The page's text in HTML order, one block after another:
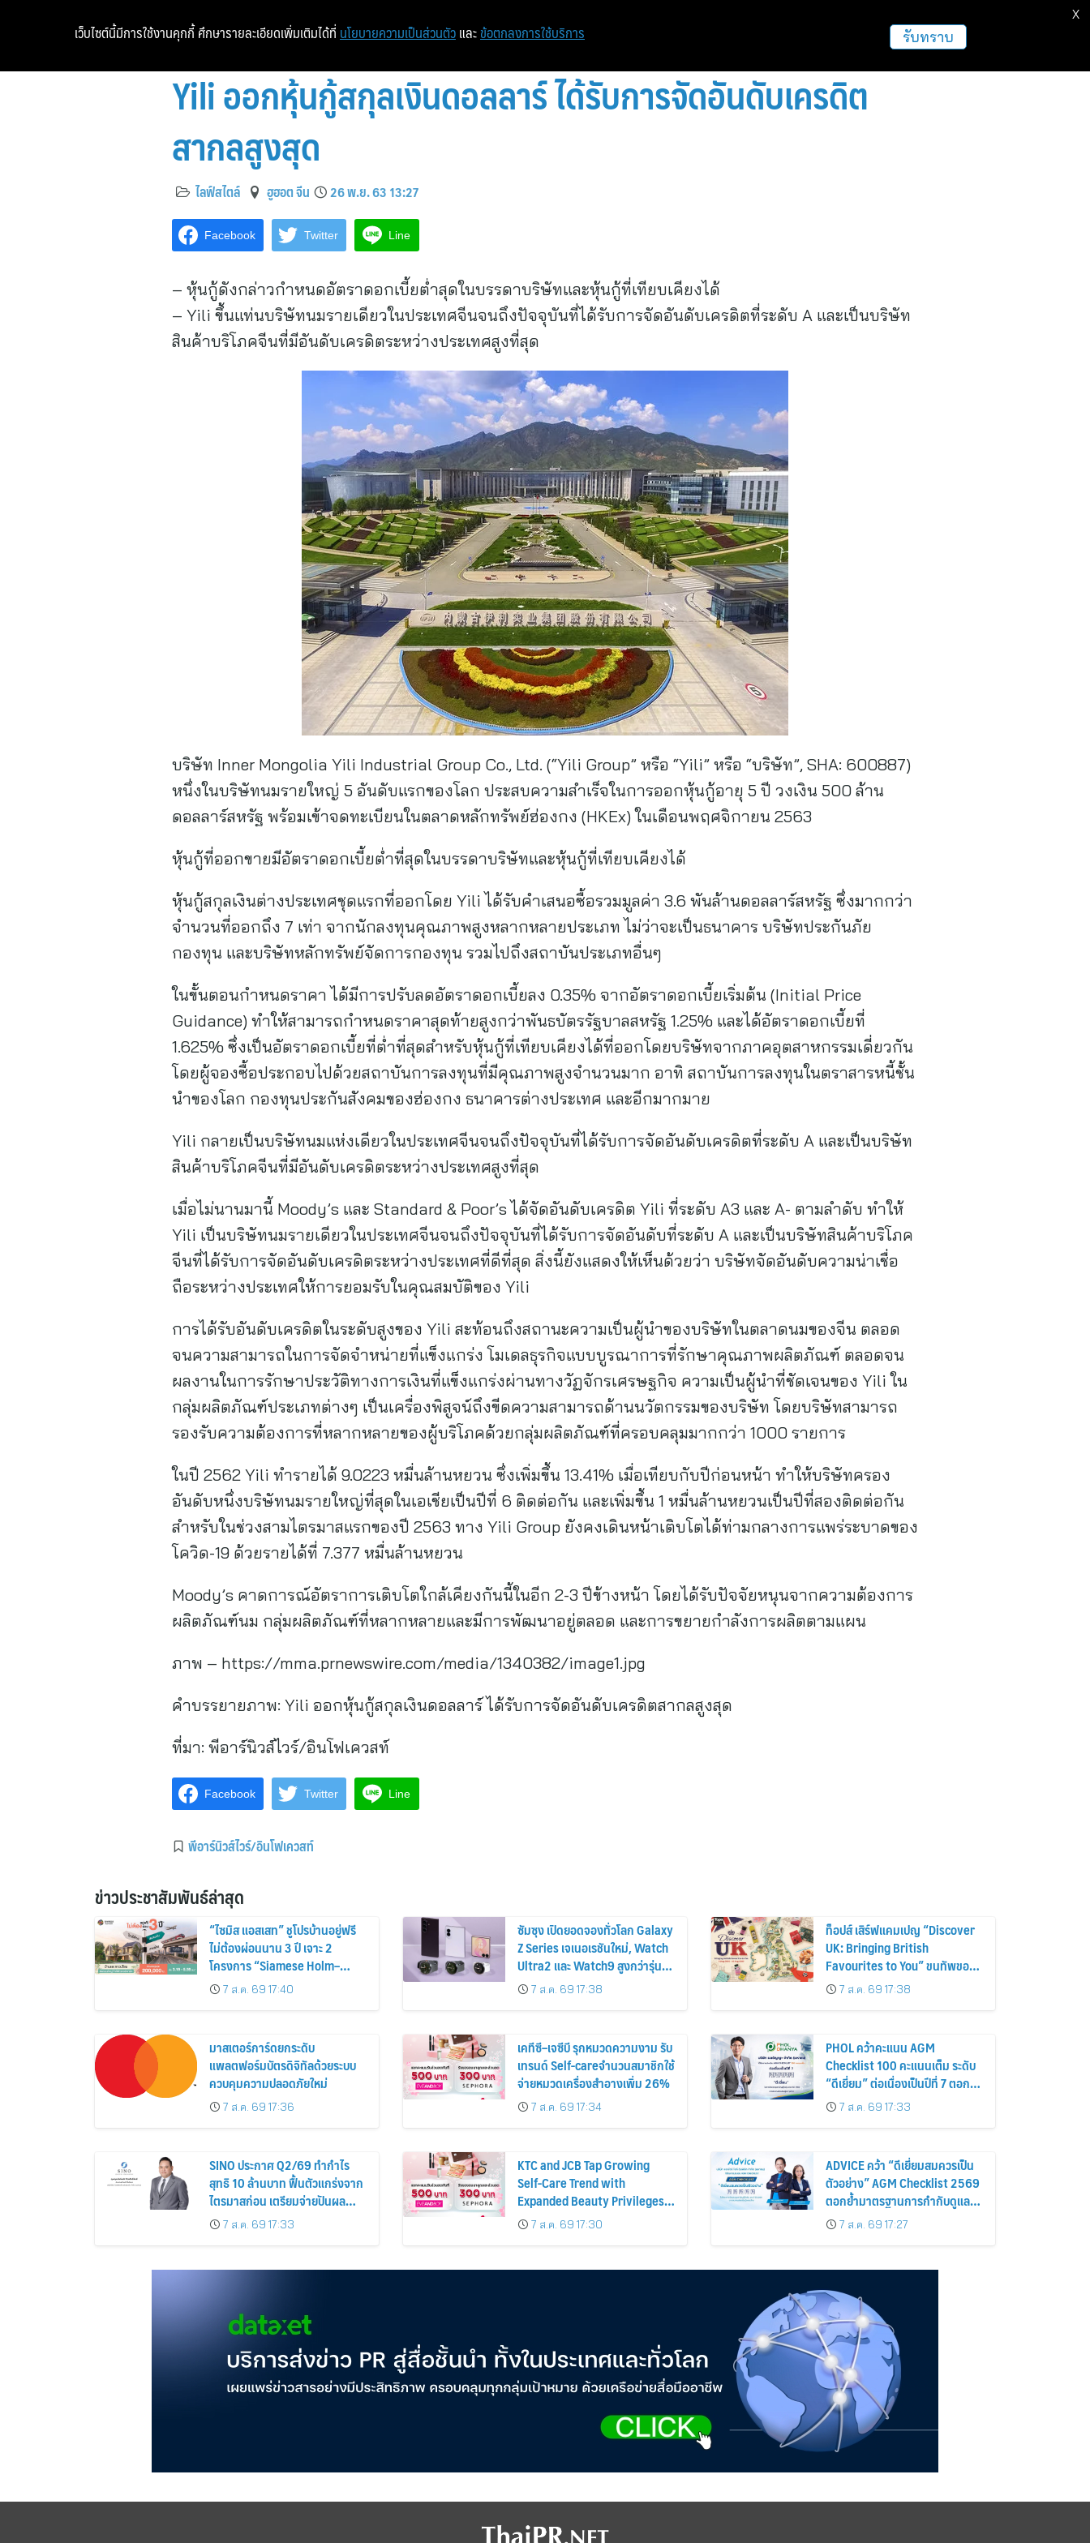
Yili ออกหุ้นกู้สกุลเงินดอลลาร์ ได้รับการจัดอันดับเครดิต
สากลสูงสุด
ไลฟ์สไตล์ ฮูฮอต จีน 26 พ.ย. 63 13:27
Facebook Twitter Line
– หุ้นกู้ดังกล่าวกำหนดอัตราดอกเบี้ยต่ำสุดในบรรดาบริษัทและหุ้นกู้ที่เทียบเคียงได้
– Yili ขึ้นแท่นบริษัทนมรายเดียวในประเทศจีนจนถึงปัจจุบันที่ได้รับการจัดอันดับเครดิตที่ระดับ A และเป็นบริษัท
สินค้าบริโภคจีนที่มีอันดับเครดิตระหว่างประเทศสูงที่สุด
บริษัท Inner Mongolia Yili Industrial Group Co., Ltd. (“Yili Group” หรือ “Yili” หรือ “บริษัท”, SHA: 600887)
หนึ่งในบริษัทนมรายใหญ่ 5 อันดับแรกของโลก ประสบความสำเร็จในการออกหุ้นกู้อายุ 5 ปี วงเงิน 500 ล้าน
ดอลลาร์สหรัฐ พร้อมเข้าจดทะเบียนในตลาดหลักทรัพย์ฮ่องกง (HKEx) ในเดือนพฤศจิกายน 2563
หุ้นกู้ที่ออกขายมีอัตราดอกเบี้ยต่ำที่สุดในบรรดาบริษัทและหุ้นกู้ที่เทียบเคียงได้
หุ้นกู้สกุลเงินต่างประเทศชุดแรกที่ออกโดย Yili ได้รับคำเสนอซื้อรวมมูลค่า 3.6 พันล้านดอลลาร์สหรัฐ ซึ่งมากกว่า
จำนวนที่ออกถึง 7 เท่า จากนักลงทุนคุณภาพสูงหลากหลายประเภท ไม่ว่าจะเป็นธนาคาร บริษัทประกันภัย
กองทุน และบริษัทหลักทรัพย์จัดการกองทุน รวมไปถึงสถาบันประเภทอื่นๆ
ในขั้นตอนกำหนดราคา ได้มีการปรับลดอัตราดอกเบี้ยลง 0.35% จากอัตราดอกเบี้ยเริ่มต้น (Initial Price
Guidance) ทำให้สามารถกำหนดราคาสุดท้ายสูงกว่าพันธบัตรรัฐบาลสหรัฐ 1.25% และได้อัตราดอกเบี้ยที่
1.625% ซึ่งเป็นอัตราดอกเบี้ยที่ต่ำที่สุดสำหรับหุ้นกู้ที่เทียบเคียงได้ที่ออกโดยบริษัทจากภาคอุตสาหกรรมเดี่ยวกัน
โดยผู้จองซื้อประกอบไปด้วยสถาบันการลงทุนที่มีคุณภาพสูงจำนวนมาก อาทิ สถาบันการลงทุนในตราสารหนี้ชั้น
นำของโลก กองทุนประกันสังคมของฮ่องกง ธนาคารต่างประเทศ และอีกมากมาย
Yili กลายเป็นบริษัทนมแห่งเดียวในประเทศจีนจนถึงปัจจุบันที่ได้รับการจัดอันดับเครดิตที่ระดับ A และเป็นบริษัท
สินค้าบริโภคจีนที่มีอันดับเครดิตระหว่างประเทศสูงที่สุด
เมื่อไม่นานมานี้ Moody’s และ Standard & Poor’s ได้จัดอันดับเครดิต Yili ที่ระดับ A3 และ A- ตามลำดับ ทำให้
Yili เป็นบริษัทนมรายเดียวในประเทศจีนจนถึงปัจจุบันที่ได้รับการจัดอันดับที่ระดับ A และเป็นบริษัทสินค้าบริโภค
จีนที่ได้รับการจัดอันดับเครดิตระหว่างประเทศที่ดีที่สุด สิ่งนี้ยังแสดงให้เห็นด้วยว่า บริษัทจัดอันดับความน่าเชื่อ
ถือระหว่างประเทศให้การยอมรับในคุณสมบัติของ Yili
การได้รับอันดับเครดิตในระดับสูงของ Yili สะท้อนถึงสถานะความเป็นผู้นำของบริษัทในตลาดนมของจีน ตลอด
จนความสามารถในการจัดจำหน่ายที่แข็งแกร่ง โมเดลธุรกิจแบบบูรณาการที่รักษาคุณภาพผลิตภัณฑ์ ตลอดจน
ผลงานในการรักษาประวัติทางการเงินที่แข็งแกร่งผ่านทางวัฏจักรเศรษฐกิจ ความเป็นผู้นำที่ชัดเจนของ Yili ใน
กลุ่มผลิตภัณฑ์ประเภทต่างๆ เป็นเครื่องพิสูจน์ถึงขีดความสามารถด้านนวัตกรรมของบริษัท โดยบริษัทสามารถ
รองรับความต้องการที่หลากหลายของผู้บริโภคด้วยกลุ่มผลิตภัณฑ์ที่ครอบคลุมมากกว่า 1000 รายการ
ในปี 2562 Yili ทำรายได้ 9.0223 หมื่นล้านหยวน ซึ่งเพิ่มขึ้น 13.41% เมื่อเทียบกับปีก่อนหน้า ทำให้บริษัทครอง
อันดับหนึ่งบริษัทนมรายใหญ่ที่สุดในเอเชียเป็นปีที่ 6 ติดต่อกัน และเพิ่มขึ้น 1 หมื่นล้านหยวนเป็นปีที่สองติดต่อกัน
สำหรับในช่วงสามไตรมาสแรกของปี 2563 ทาง Yili Group ยังคงเดินหน้าเติบโตได้ท่ามกลางการแพร่ระบาดของ
โควิด-19 ด้วยรายได้ที่ 7.377 หมื่นล้านหยวน
Moody’s คาดการณ์อัตราการเติบโตใกล้เคียงกันนี้ในอีก 2-3 ปีข้างหน้า โดยได้รับปัจจัยหนุนจากความต้องการ
ผลิตภัณฑ์นม กลุ่มผลิตภัณฑ์ที่หลากหลายและมีการพัฒนาอยู่ตลอด และการขยายกำลังการผลิตตามแผน
ภาพ – https://mma.prnewswire.com/media/1340382/image1.jpg
คำบรรยายภาพ: Yili ออกหุ้นกู้สกุลเงินดอลลาร์ ได้รับการจัดอันดับเครดิตสากลสูงสุด
ที่มา: พีอาร์นิวส์ไวร์/อินโฟเควสท์
Facebook Twitter Line
พีอาร์นิวส์ไวร์/อินโฟเควสท์
ข่าวประชาสัมพันธ์ล่าสุด
“ไซมิส แอสเสท” ชูโปรบ้านอยู่ฟรี
ไม่ต้องผ่อนนาน 3 ปี เจาะ 2
โครงการ “Siamese Holm–
Siamese Blossom” พร้อม
ส่วนลดและสิทธิพิเศษถึง 31
7 ส.ค. 69 17:40
ซัมซุง เปิดยอดจองทั่วโลก Galaxy
Z Series เจเนอเรชันใหม่, Watch
Ultra2 และ Watch9 สูงกว่ารุ่น
ก่อนหน้ากว่า 30%
7 ส.ค. 69 17:38
ท็อปส์ เสิร์ฟแคมเปญ “Discover
UK: Bringing British
Favourites to You” ขนทัพของ
อร่อยและไอเท็มฮิตจากสหราช
อาณาจักร ส่งตรงถึงมือตั้งแต่วัน
7 ส.ค. 69 17:38
มาสเตอร์การ์ดยกระดับ
แพลตฟอร์มบัตรดิจิทัลด้วยระบบ
ควบคุมความปลอดภัยใหม่
7 ส.ค. 69 17:36
เคทีซี–เจซีบี รุกหมวดความงาม รับ
เทรนด์ Self-careจำนวนสมาชิกใช้
จ่ายหมวดเครื่องสำอางเพิ่ม 26%
7 ส.ค. 69 17:34
PHOL คว้าคะแนน AGM
Checklist 100 คะแนนเต็ม ระดับ
“ดีเยี่ยม” ต่อเนื่องเป็นปีที่ 7 ตอกย้ำ
การดำเนินธุรกิจตามหลักธรรมาภิ
บาล โปร่งใส สร้างความเชื่อมั่นผู้
7 ส.ค. 69 17:33
SINO ประกาศ Q2/69 ทำกำไร
สุทธิ 10 ล้านบาท ฟื้นตัวแกร่งจาก
ไตรมาสก่อน เตรียมจ่ายปันผล
ระหว่างกาล 0.014423 บาทต่อหุ้น
ครึ่งปีหลังมุ่งเติบโตต่อเนื่อง
7 ส.ค. 69 17:33
KTC and JCB Tap Growing
Self-Care Trend with
Expanded Beauty Privileges
Number of KTC JCB
Cardmembers Spending on
7 ส.ค. 69 17:30
ADVICE คว้า “ดีเยี่ยมสมควรเป็น
ตัวอย่าง” AGM Checklist 2569
ตอกย้ำมาตรฐานการกำกับดูแล
กิจการที่ดี
7 ส.ค. 69 17:27
เว็บไซต์นี้มีการใช้งานคุกกี้ ศึกษารายละเอียดเพิ่มเติมได้ที่ นโยบายความเป็นส่วนตัว และ ข้อตกลงการใช้บริการ รับทราบ
X